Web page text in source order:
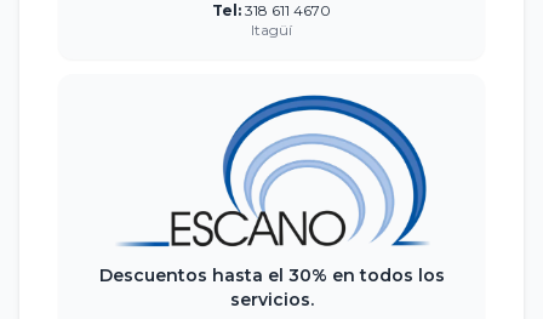
Tel: 318 611 4670
Itagüí
Descuentos hasta el 30% en todos los
servicios.